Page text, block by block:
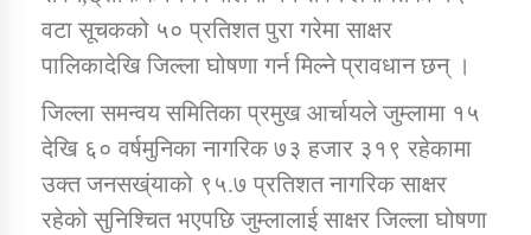
वटा सूचकको ५० प्रतिशत पुरा गरेमा साक्षर
पालिकादेखि जिल्ला घोषणा गर्न मिल्ने प्रावधान छन् ।
जिल्ला समन्वय समितिका प्रमुख आर्चायले जुम्लामा १५
देखि ६० वर्षमुनिका नागरिक ७३ हजार ३१९ रहेकामा
उक्त जनसख्ंयाको ९५.७ प्रतिशत नागरिक साक्षर
रहेको सुनिश्चित भएपछि जुम्लालाई साक्षर जिल्ला घोषणा